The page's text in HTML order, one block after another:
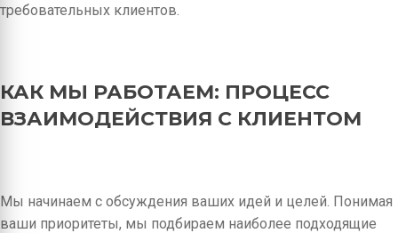
требовательных клиентов.
КАК МЫ РАБОТАЕМ: ПРОЦЕСС
ВЗАИМОДЕЙСТВИЯ С КЛИЕНТОМ
Мы начинаем с обсуждения ваших идей и целей. Понимая
ваши приоритеты, мы подбираем наиболее подходящие